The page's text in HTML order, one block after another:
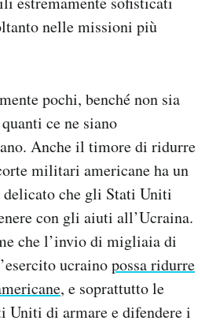
nelle missioni più
pochi, benché non sia
ce ne siano
Anche il timore di ridurre
militari americane ha un
che gli Stati Uniti
con gli aiuti all’Ucraina.
che l’invio di migliaia di
ucrainopossa ridurre
, e soprattutto le
Uniti di armare e difendere i